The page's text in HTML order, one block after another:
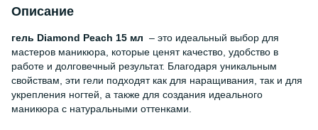
Описание
гель Diamond Peach 15 мл – это идеальный выбор для
мастеров маникюра, которые ценят качество, удобство в
работе и долговечный результат. Благодаря уникальным
свойствам, эти гели подходят как для наращивания, так и для
укрепления ногтей, а также для создания идеального
маникюра с натуральными оттенками.